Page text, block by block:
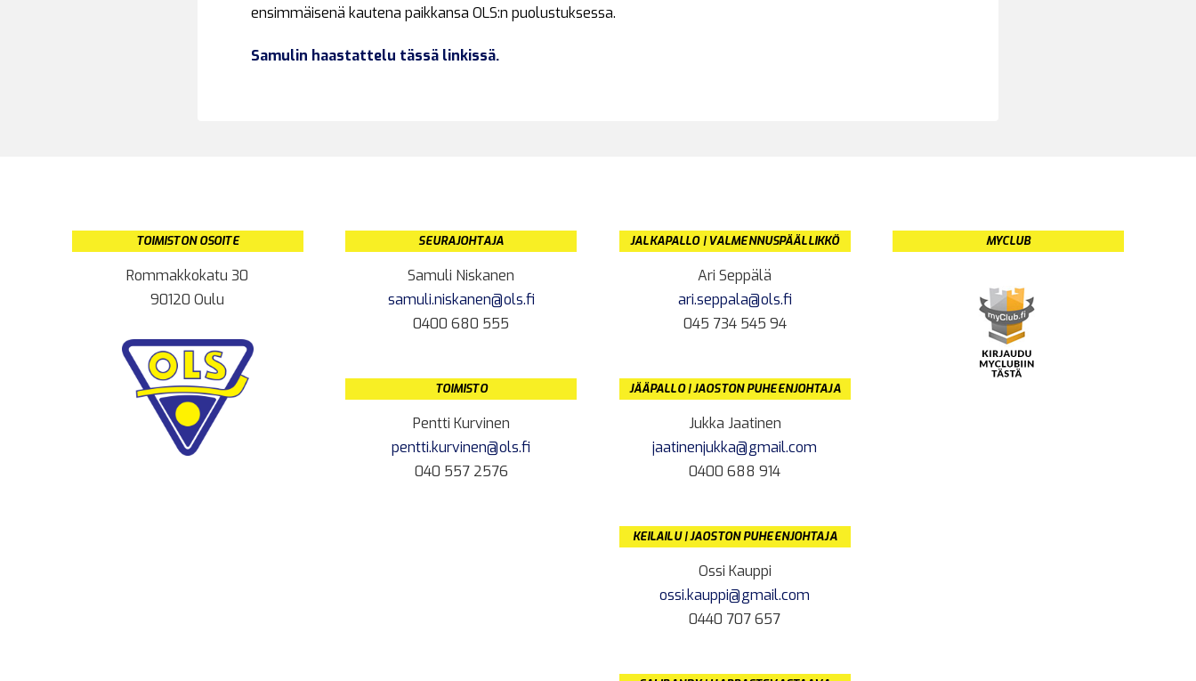
ensimmäisenä kautena paikkansa OLS:n puolustuksessa.
Samulin haastattelu tässä linkissä.
TOIMISTON OSOITE
Rommakkokatu 30
90120 Oulu
SEURAJOHTAJA
Samuli Niskanen
samuli.niskanen@ols.fi
0400 680 555
TOIMISTO
Pentti Kurvinen
pentti.kurvinen@ols.fi
040 557 2576
JALKAPALLO | VALMENNUSPÄÄLLIKKÖ
Ari Seppälä
ari.seppala@ols.fi
045 734 545 94
JÄÄPALLO | JAOSTON PUHEENJOHTAJA
Jukka Jaatinen
jaatinenjukka@gmail.com
0400 688 914
KEILAILU | JAOSTON PUHEENJOHTAJA
Ossi Kauppi
ossi.kauppi@gmail.com
0440 707 657
MYCLUB